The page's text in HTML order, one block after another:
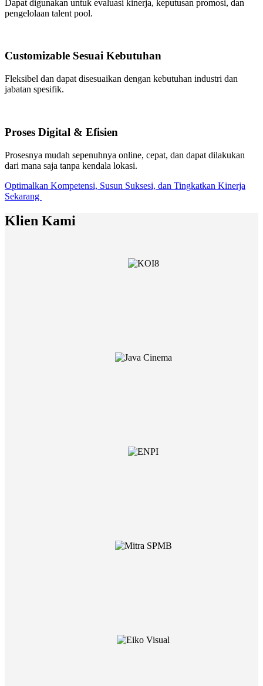
Dapat digunakan untuk evaluasi kinerja, keputusan promosi, dan
pengelolaan talent pool.
Customizable Sesuai Kebutuhan
Fleksibel dan dapat disesuaikan dengan kebutuhan industri dan
jabatan spesifik.
Proses Digital & Efisien
Prosesnya mudah sepenuhnya online, cepat, dan dapat dilakukan
dari mana saja tanpa kendala lokasi.
Optimalkan Kompetensi, Susun Suksesi, dan Tingkatkan Kinerja
Sekarang
Klien Kami